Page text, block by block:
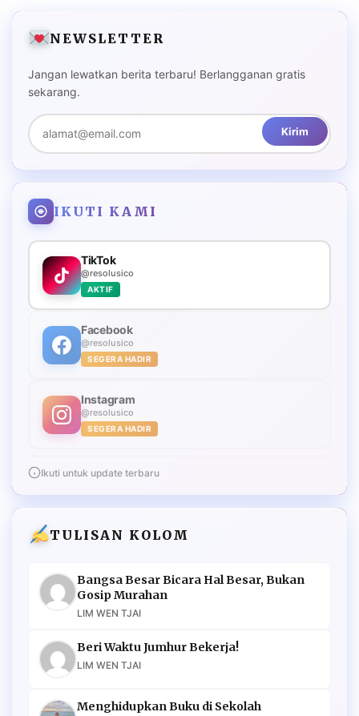
NEWSLETTER
Jangan lewatkan berita terbaru! Berlangganan gratis
sekarang.
Kirim
IKUTI KAMI
TikTok
@resolusico
AKTIF
Facebook
@resolusico
SEGERA HADIR
Instagram
@resolusico
SEGERA HADIR
Ikuti untuk update terbaru
TULISAN KOLOM
Bangsa Besar Bicara Hal Besar, Bukan
Gosip Murahan
LIM WEN TJAI
Beri Waktu Jumhur Bekerja!
LIM WEN TJAI
Menghidupkan Buku di Sekolah